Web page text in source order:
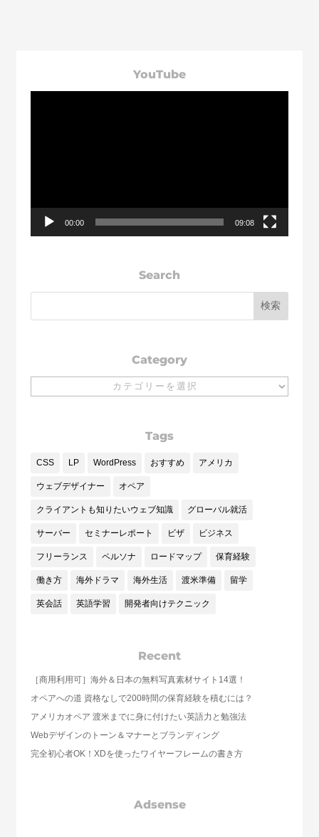
YouTube
ー
00:00 09:08
Search
Category
Tags
CSS LP WordPress おすすめ アメリカ
ウェブデザイナー オペア
クライアントも知りたいウェブ知識 グローバル就活
サーバー セミナーレポート ビザ ビジネス
フリーランス ペルソナ ロードマップ 保育経験
働き方 海外ドラマ 海外生活 渡米準備 留学
英会話 英語学習 開発者向けテクニック
Recent
［商用利用可］海外＆日本の無料写真素材サイト14選！
オペアへの道 資格なしで200時間の保育経験を積むには？
アメリカオペア 渡米までに身に付けたい英語力と勉強法
Webデザインのトーン＆マナーとブランディング
完全初心者OK！XDを使ったワイヤーフレームの書き方
Adsense